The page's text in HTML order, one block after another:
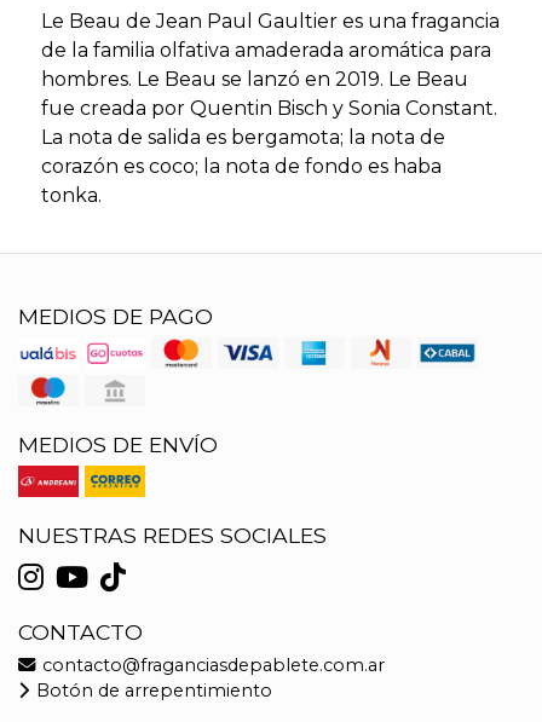
Le Beau de Jean Paul Gaultier es una fragancia
de la familia olfativa amaderada aromática para
hombres. Le Beau se lanzó en 2019. Le Beau
fue creada por Quentin Bisch y Sonia Constant.
La nota de salida es bergamota; la nota de
corazón es coco; la nota de fondo es haba
tonka.
MEDIOS DE PAGO
MEDIOS DE ENVÍO
NUESTRAS REDES SOCIALES
CONTACTO
contacto@fraganciasdepablete.com.ar
Botón de arrepentimiento